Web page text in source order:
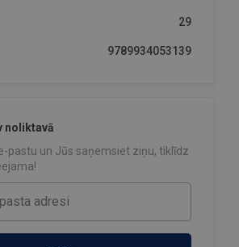
29
9789934053139
noliktavā
pastu un Jūs saņemsiet ziņu, tiklīdz